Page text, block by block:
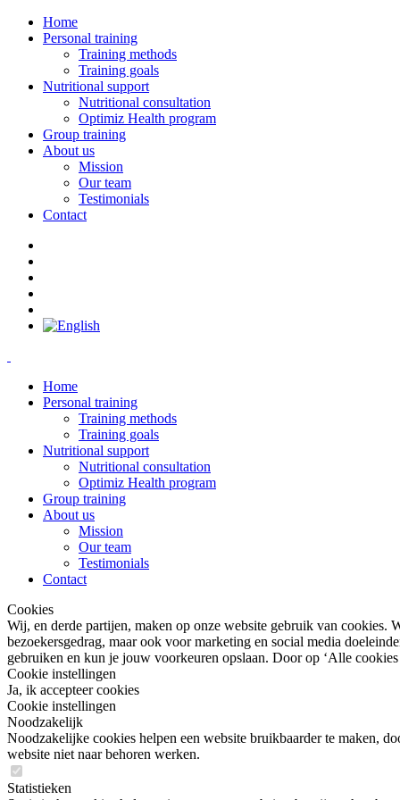
Home
Personal training
Training methods
Training goals
Nutritional support
Nutritional consultation
Optimiz Health program
Group training
About us
Mission
Our team
Testimonials
Contact
Home
Personal training
Training methods
Training goals
Nutritional support
Nutritional consultation
Optimiz Health program
Group training
About us
Mission
Our team
Testimonials
Contact
Cookies
Wij, en derde partijen, maken op onze website gebruik van
bezoekersgedrag, maar ook voor marketing en social media
gebruiken en kun je jouw voorkeuren opslaan. Door op ‘Alle
Cookie instellingen
Ja, ik accepteer cookies
Cookie instellingen
Noodzakelijk
Noodzakelijke cookies helpen een website bruikbaarder te maken,
website niet naar behoren werken.
Statistieken